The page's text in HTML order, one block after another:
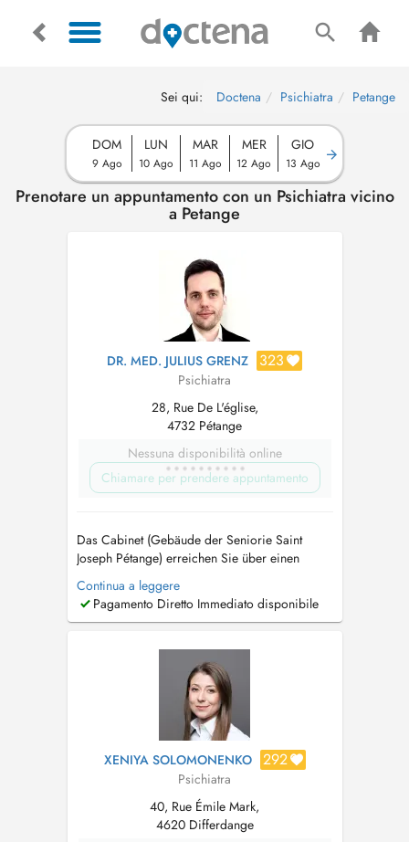
Sei qui: Doctena Psichiatra Petange
DOM
9 Ago
LUN
10 Ago
MAR
11 Ago
MER
12 Ago
GIO
13 Ago
Prenotare un appuntamento con un Psichiatra vicino
a Petange
DR. MED. JULIUS GRENZ 323
Psichiatra
28, Rue De L'église,
4732 Pétange
Nessuna disponibilità online
Chiamare per prendere appuntamento
Das Cabinet (Gebäude der Seniorie Saint
Joseph Pétange) erreichen Sie über einen
separaten Eingang von der "Rue Jean-Baptiste
Gillardin" (siehe dazu die Profilfotos).
Navigieren Sie am besten zum Parkplatz
wenige Meter bis zum Eingang. Tel: +352 50...
Continua a leggere
Pagamento Diretto Immediato disponibile
XENIYA SOLOMONENKO 292
Psichiatra
40, Rue Émile Mark,
4620 Differdange